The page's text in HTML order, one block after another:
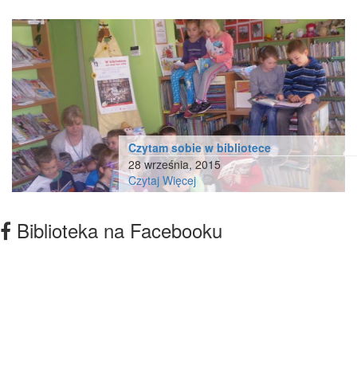
Czytam sobie w bibliotece
28 września, 2015
Czytaj Więcej
Biblioteka na Facebooku